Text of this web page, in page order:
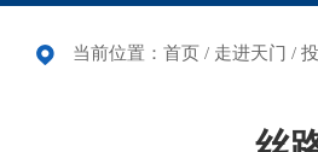
当前位置： 首页 / 走进天门 /